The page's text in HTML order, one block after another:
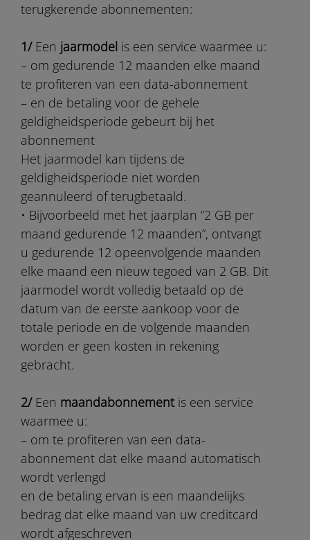
terugkerende abonnementen:
1/ Een jaarmodel is een service waarmee u:
– om gedurende 12 maanden elke maand
te profiteren van een data-abonnement
– en de betaling voor de gehele
geldigheidsperiode gebeurt bij het
abonnement
Het jaarmodel kan tijdens de
geldigheidsperiode niet worden
geannuleerd of terugbetaald.
• Bijvoorbeeld met het jaarplan “2 GB per
maand gedurende 12 maanden”, ontvangt
u gedurende 12 opeenvolgende maanden
elke maand een nieuw tegoed van 2 GB. Dit
jaarmodel wordt volledig betaald op de
datum van de eerste aankoop voor de
totale periode en de volgende maanden
worden er geen kosten in rekening
gebracht.
2/Een maandabonnement is een service
waarmee u:
– om te profiteren van een data-
abonnement dat elke maand automatisch
wordt verlengd
en de betaling ervan is een maandelijks
bedrag dat elke maand van uw creditcard
wordt afgeschreven